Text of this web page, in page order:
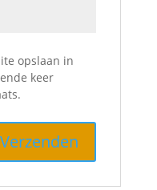
opslaan in
keer